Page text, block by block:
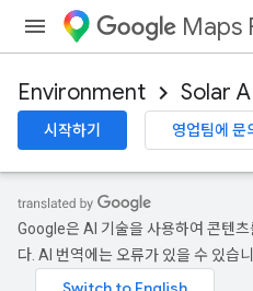
Maps
Environment Solar
시작하기 영업팀에 문
Google은 AI 기술을 사용하여 콘텐
다. AI 번역에는 오류가 있을 수 있습